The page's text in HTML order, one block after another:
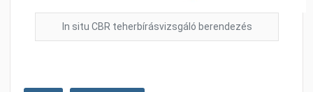
In situ CBR teherbírásvizsgáló berendezés